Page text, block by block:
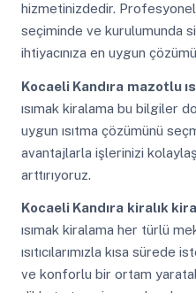
hizmetinizdedir. Profesyonel
seçiminde ve kurulumunda
ihtiyacınıza en uygun
Kocaeli Kandıra mazotlu
ısımak kiralama bu bilgiler
uygun ısıtma çözümünü
avantajlarla işlerinizi
arttırıyoruz.
Kocaeli Kandıra kiralık
ısımak kiralama her türlü
ısıtıcılarımızla kısa sürede
ve konforlu bir ortam